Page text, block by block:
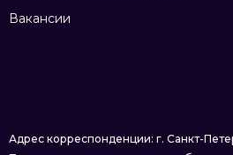
Вакансии
Адрес корреспонденции: г. Санкт-